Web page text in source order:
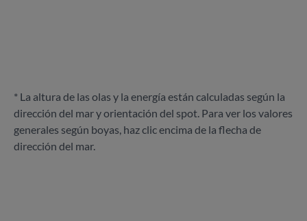
* La altura de las olas y la energía están calculadas según la
dirección del mar y orientación del spot. Para ver los valores
generales según boyas, haz clic encima de la flecha de
dirección del mar.